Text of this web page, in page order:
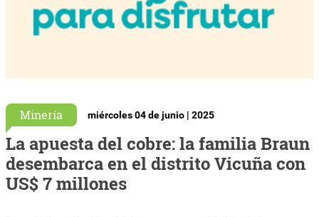
Minería miércoles 04 de junio | 2025
La apuesta del cobre: la familia Braun
desembarca en el distrito Vicuña con
US$ 7 millones